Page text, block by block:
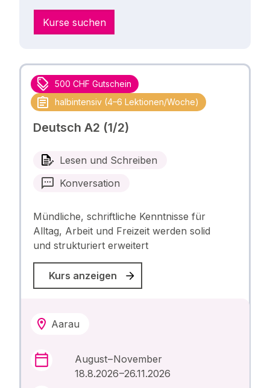
Kurse suchen
500 CHF Gutschein
halbintensiv (4–6 Lektionen/Woche)
Deutsch A2 (1/2)
Lesen und Schreiben
Konversation
Mündliche, schriftliche Kenntnisse für
Alltag, Arbeit und Freizeit werden solid
und strukturiert erweitert
Kurs anzeigen
Aarau
August – November
18.8.2026 –26.11.2026